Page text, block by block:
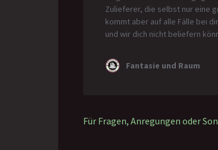
Für Fragen, Anregungen oder